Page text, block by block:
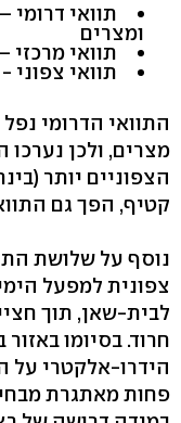
תוואי דרומי
ומצרים
תוואי מרכזי
תוואי צפוני
התוואי הדרומי
מצרים, ולכן נערכו
הצפוניים יותר
קטיף, הפך גם
נוסף על שלושת
צפונית למפעל
לבית-שאן, תוך
חרוד. בסיומו
הידרו-אלקטרי על
פחות מאתגרת